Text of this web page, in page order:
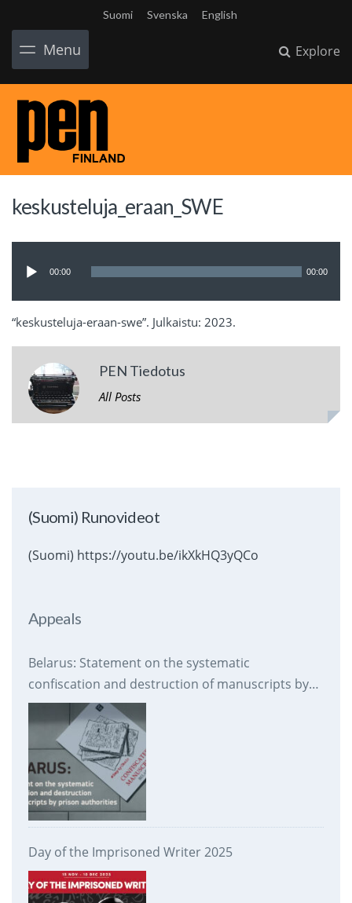
Suomi Svenska English
Menu Explore
keskusteluja_eraan_SWE
Player
00:00 00:00
“keskusteluja-eraan-swe”. Julkaistu: 2023.
PEN Tiedotus
All Posts
(Suomi) Runovideot
(Suomi) https://youtu.be/ikXkHQ3yQCo
Appeals
Belarus: Statement on the systematic
confiscation and destruction of manuscripts by
prison authorities
Day of the Imprisoned Writer 2025